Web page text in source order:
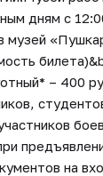
дням с
музей
– 400
на